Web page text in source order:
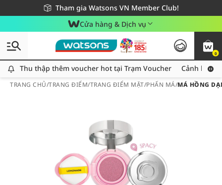
Tham gia Watsons VN Member Club!
Miễn phí giao hàng cho đơn hàng từ 249,000Đ
Giao hàng nhanh 24h - Áp dụng khu vực TP. Hồ Chí Minh
Cửa hàng & Dịch vụ
0
Thu thập thêm voucher hot tại Trạm Voucher
Thu thập thêm voucher hot tại Trạm Voucher Cảnh báo
TRANG CHỦ/TRANG ĐIỂM/TRANG ĐIỂM MẶT/PHẤN MÁ/MÁ HỒNG